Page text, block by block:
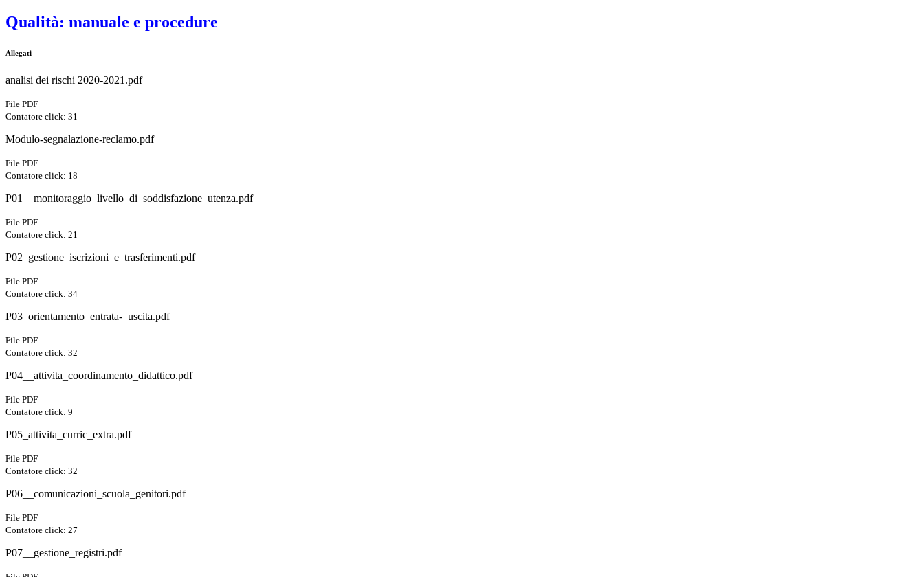
Qualità: manuale e procedure
Allegati
analisi dei rischi 2020-2021.pdf
File PDF
Contatore click: 31
Modulo-segnalazione-reclamo.pdf
File PDF
Contatore click: 18
P01__monitoraggio_livello_di_soddisfazione_utenza.pdf
File PDF
Contatore click: 21
P02_gestione_iscrizioni_e_trasferimenti.pdf
File PDF
Contatore click: 34
P03_orientamento_entrata-_uscita.pdf
File PDF
Contatore click: 32
P04__attivita_coordinamento_didattico.pdf
File PDF
Contatore click: 9
P05_attivita_curric_extra.pdf
File PDF
Contatore click: 32
P06__comunicazioni_scuola_genitori.pdf
File PDF
Contatore click: 27
P07__gestione_registri.pdf